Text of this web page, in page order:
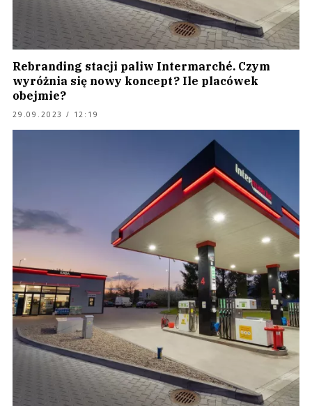
Rebranding stacji paliw Intermarché. Czym
wyróżnia się nowy koncept? Ile placówek
obejmie?
29.09.2023 / 12:19